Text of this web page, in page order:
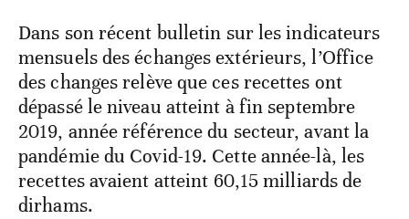
Dans son récent bulletin sur les indicateurs
mensuels des échanges extérieurs, l’Office
des changes relève que ces recettes ont
dépassé le niveau atteint à fin septembre
2019, année référence du secteur, avant la
pandémie du Covid-19. Cette année-là, les
recettes avaient atteint 60,15 milliards de
dirhams.